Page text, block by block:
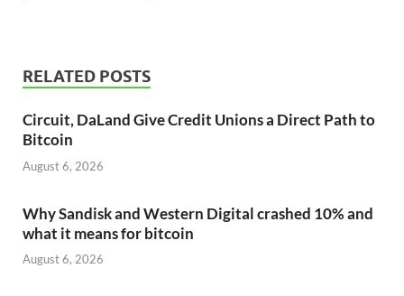
RELATED POSTS
Circuit, DaLand Give Credit Unions a Direct Path to
Bitcoin
August 6, 2026
Why Sandisk and Western Digital crashed 10% and
what it means for bitcoin
August 6, 2026